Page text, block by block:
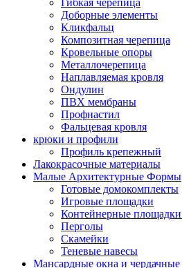
Гибкая черепица
Доборные элементы
Кликфальц
Композитная черепица
Кровельные опоры
Металлочерепица
Наплавляемая кровля
Ондулин
ПВХ мембраны
Профнастил
Фальцевая кровля
крюки и профили
Профиль крепежный
Лакокрасочные материалы
Малые Архитектурные Формы
Готовые домокомплекты
Игровые площадки
Контейнерные
Перголы
Скамейки
Теневые навесы
Мансардные окна и